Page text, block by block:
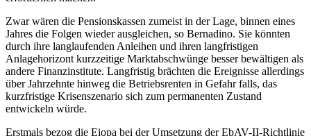
Zwar wären die Pensionskassen zumeist in der Lage, binnen eines
Jahres die Folgen wieder ausgleichen, so Bernadino. Sie könnten
durch ihre langlaufenden Anleihen und ihren langfristigen
Anlagehorizont kurzzeitige Marktabschwünge besser bewältigen als
andere Finanzinstitute. Langfristig brächten die Ereignisse allerdings
über Jahrzehnte hinweg die Betriebsrenten in Gefahr falls, das
kurzfristige Krisenszenario sich zum permanenten Zustand
entwickeln würde.
Erstmals bezog die Eiopa bei der Umsetzung der EbAV-II-Richtlinie